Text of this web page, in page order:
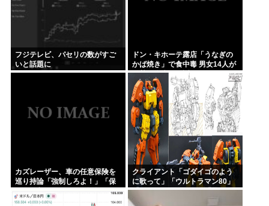
フジテレビ、パセリの数がすご
いと話題に
ドン・キホーテ露店「うなぎの
かば焼き」で食中毒 男女14人が
発熱や腹痛など訴え…サルモネ
ラ属の菌検出
カズレーザー、車の任意保険を
巡り持論「強制しろよ！」「保
険にも入れないヤツは運転すん
なよ」
クライアント「ゴダイゴのよう
に歌って」「ウルトラマン80」
「アルフィのように」「星のピ
アス」